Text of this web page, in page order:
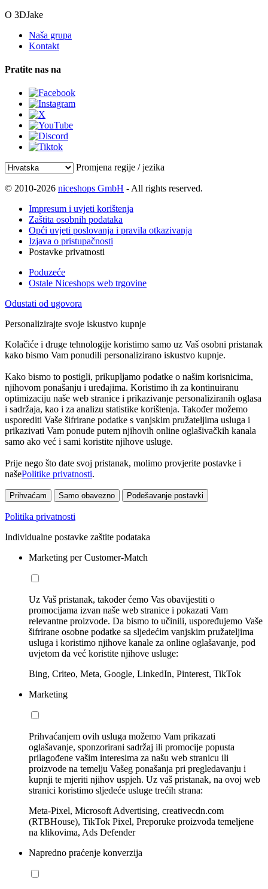
O 3DJake
Naša grupa
Kontakt
Pratite nas na
Promjena regije / jezika
© 2010-2026 niceshops GmbH - All rights reserved.
Impresum i uvjeti korištenja
Zaštita osobnih podataka
Opći uvjeti poslovanja i pravila otkazivanja
Izjava o pristupačnosti
Postavke privatnosti
Poduzeće
Ostale Niceshops web trgovine
Odustati od ugovora
Personalizirajte svoje iskustvo kupnje
Kolačiće i druge tehnologije koristimo samo uz Vaš osobni pristanak
kako bismo Vam ponudili personalizirano iskustvo kupnje.
Kako bismo to postigli, prikupljamo podatke o našim korisnicima,
njihovom ponašanju i uređajima. Koristimo ih za kontinuiranu
optimizaciju naše web stranice i prikazivanje personaliziranih oglasa
i sadržaja, kao i za analizu statistike korištenja. Također možemo
usporediti Vaše šifrirane podatke s vanjskim pružateljima usluga i
prikazivati Vam ponude putem njihovih online oglašivačkih kanala
samo ako već i sami koristite njihove usluge.
Prije nego što date svoj pristanak, molimo provjerite postavke i
našePolitike privatnosti.
Prihvaćam Samo obavezno Podešavanje postavki
Politika privatnosti
Individualne postavke zaštite podataka
Marketing per Customer-Match
Uz Vaš pristanak, također ćemo Vas obavijestiti o
promocijama izvan naše web stranice i pokazati Vam
relevantne proizvode. Da bismo to učinili, uspoređujemo Vaše
šifrirane osobne podatke sa sljedećim vanjskim pružateljima
usluga i koristimo njihove kanale za online oglašavanje, pod
uvjetom da već koristite njihove usluge:
Bing, Criteo, Meta, Google, LinkedIn, Pinterest, TikTok
Marketing
Prihvaćanjem ovih usluga možemo Vam prikazati
oglašavanje, sponzorirani sadržaj ili promocije popusta
prilagođene vašim interesima za našu web stranicu ili
proizvode na temelju Vašeg ponašanja pri pregledavanju i
kupnji te mjeriti njihov uspjeh. Uz vaš pristanak, na ovoj web
stranici koristimo sljedeće usluge trećih strana:
Meta-Pixel, Microsoft Advertising, creativecdn.com
(RTBHouse), TikTok Pixel, Preporuke proizvoda temeljene
na klikovima, Ads Defender
Napredno praćenje konverzija